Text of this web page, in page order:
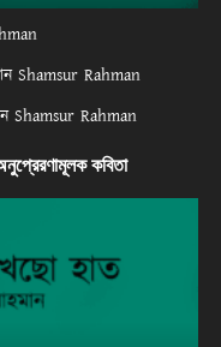
Shamsur Rahman
Shamsur Rahman
কবিতা